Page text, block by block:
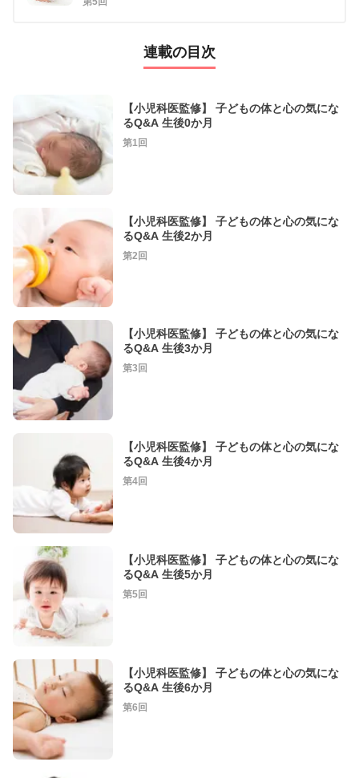
連載の目次
【小児科医監修】 子どもの体と心の気にな
るQ&A 生後0か月
第1回
【小児科医監修】 子どもの体と心の気にな
るQ&A 生後2か月
第2回
【小児科医監修】 子どもの体と心の気にな
るQ&A 生後3か月
第3回
【小児科医監修】 子どもの体と心の気にな
るQ&A 生後4か月
第4回
【小児科医監修】 子どもの体と心の気にな
るQ&A 生後5か月
第5回
【小児科医監修】 子どもの体と心の気にな
るQ&A 生後6か月
第6回